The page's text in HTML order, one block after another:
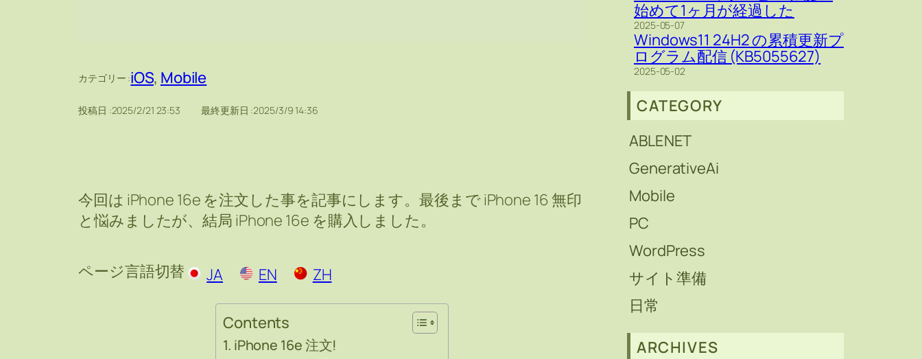
カテゴリー :iOS, Mobile
投稿日 :2025/2/21 23:53 最終更新日 :2025/3/9 14:36
今回は iPhone 16e を注文した事を記事にします。最後まで iPhone 16 無印
と悩みましたが、結局 iPhone 16e を購入しました。
ページ言語切替 EN
JA ZH
Contents
iPhone 16e 注文!
始めて1ヶ月が経過した
2025-05-07
Windows11 24H2 の累積更新プ
ログラム配信 (KB5055627)
2025-05-02
CATEGORY
ABLENET
GenerativeAi
Mobile
PC
WordPress
サイト準備
日常
ARCHIVES